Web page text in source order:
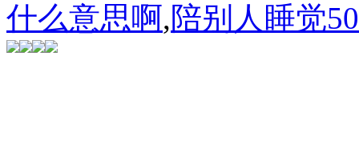
什么意思啊,陪别人睡觉